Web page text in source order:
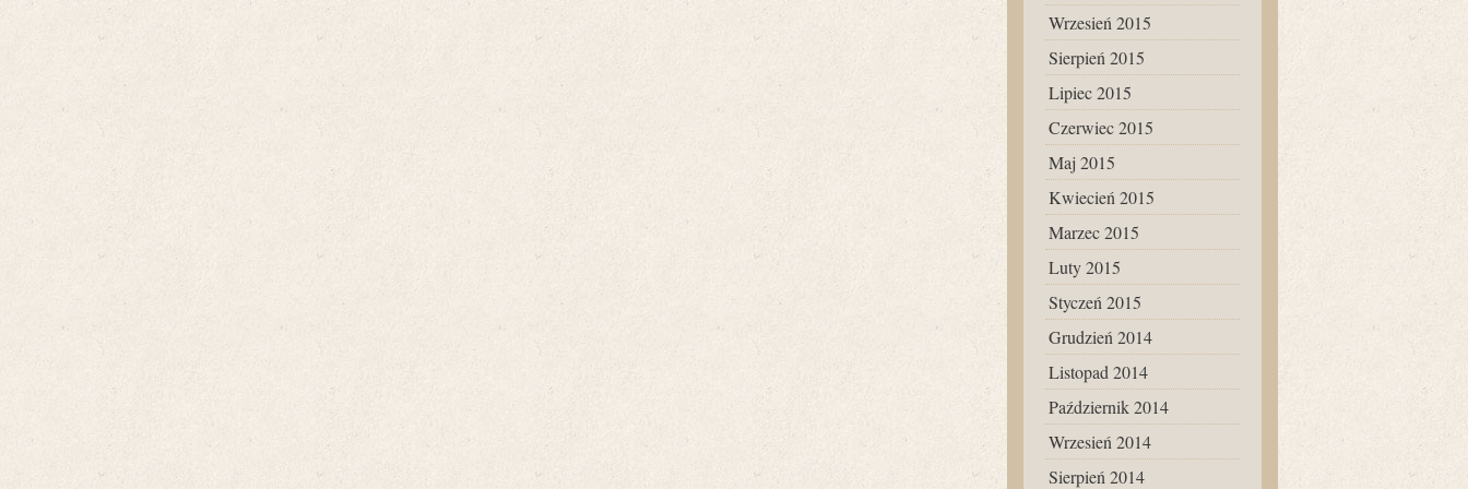
Wrzesień 2015
Sierpień 2015
Lipiec 2015
Czerwiec 2015
Maj 2015
Kwiecień 2015
Marzec 2015
Luty 2015
Styczeń 2015
Grudzień 2014
Listopad 2014
Październik 2014
Wrzesień 2014
Sierpień 2014